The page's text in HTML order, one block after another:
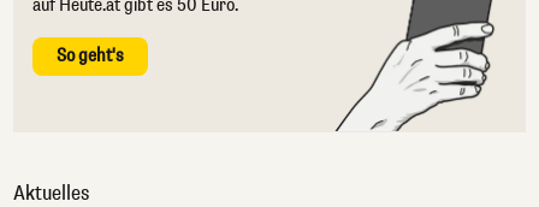
auf Heute.at gibt es 50 Euro.
So geht's
Aktuelles